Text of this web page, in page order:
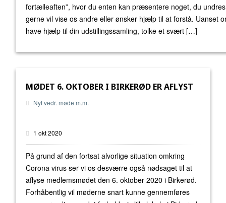
fortælleaften”, hvor du enten kan præsentere noget, du
gerne vil vise os andre eller ønsker hjælp til at forstå. Uanset
have hjælp til din udstillingssamling, tolke et svært […]
MØDET 6. OKTOBER I BIRKERØD ER AFLYST
Nyt vedr. møde m.m.
1 okt 2020
På grund af den fortsat alvorlige situation omkring
Corona virus ser vi os desværre også nødsaget til at
aflyse medlemsmødet den 6. oktober 2020 i Birkerød.
Forhåbentlig vil møderne snart kunne gennemføres